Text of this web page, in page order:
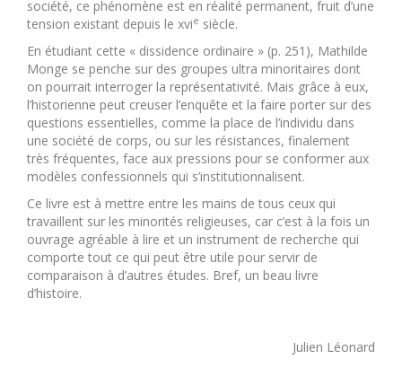
société, ce phénomène est en réalité permanent, fruit d’une
tension existant depuis le xvie siècle.
En étudiant cette « dissidence ordinaire » (p. 251), Mathilde
Monge se penche sur des groupes ultra minoritaires dont
on pourrait interroger la représentativité. Mais grâce à eux,
l’historienne peut creuser l’enquête et la faire porter sur des
questions essentielles, comme la place de l’individu dans
une société de corps, ou sur les résistances, finalement
très fréquentes, face aux pressions pour se conformer aux
modèles confessionnels qui s’institutionnalisent.
Ce livre est à mettre entre les mains de tous ceux qui
travaillent sur les minorités religieuses, car c’est à la fois un
ouvrage agréable à lire et un instrument de recherche qui
comporte tout ce qui peut être utile pour servir de
comparaison à d’autres études. Bref, un beau livre
d’histoire.
Julien Léonard